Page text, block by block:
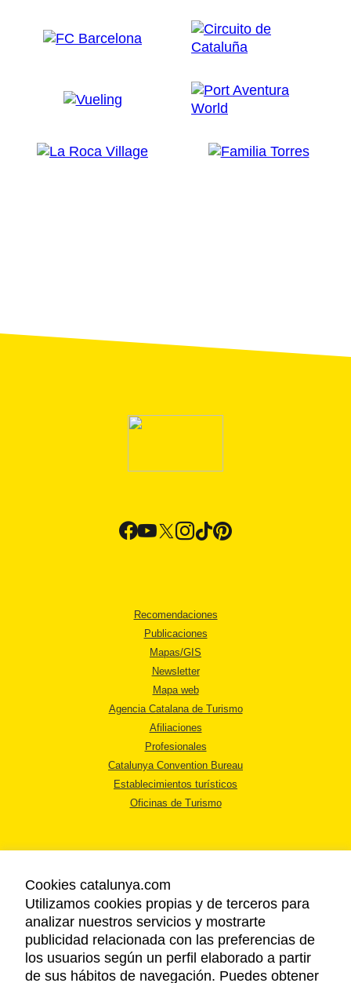
Recomendaciones
Publicaciones
Mapas/GIS
Newsletter
Mapa web
Agencia Catalana de Turismo
Afiliaciones
Profesionales
Catalunya Convention Bureau
Establecimientos turísticos
Oficinas de Turismo
AVISO LEGAL
POLÍTICA DE PRIVACIDAD
COOKIES
ACCESSIBILIDAD
Cookies catalunya.com
Utilizamos cookies propias y de terceros para
analizar nuestros servicios y mostrarte
publicidad relacionada con las preferencias de
los usuarios según un perfil elaborado a partir
de sus hábitos de navegación. Puedes obtener